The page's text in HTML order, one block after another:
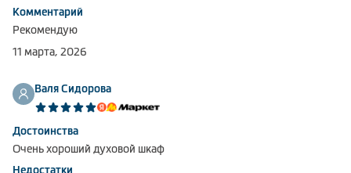
Комментарий
Рекомендую
11 марта, 2026
Валя Сидорова
Достоинства
Очень хороший духовой шкаф
Недостатки